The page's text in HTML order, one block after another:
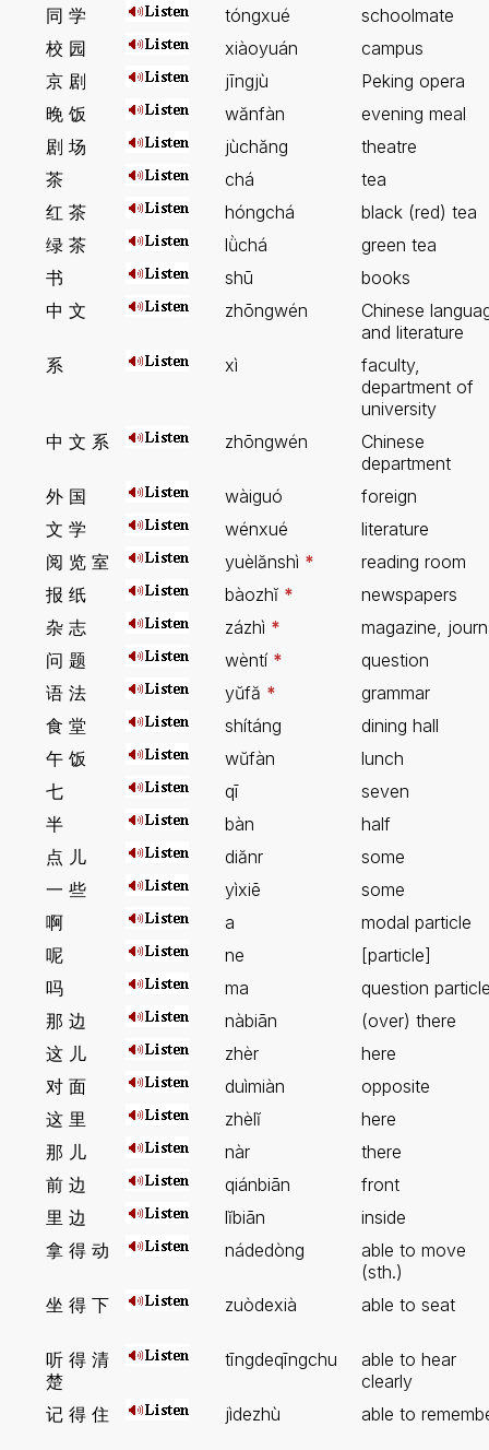
同 学 tóngxué
schoolmate
校 园
xiàoyuán
campus
京 剧
jīngjù
Peking opera
晚 饭
wănfàn
evening meal
剧 场
jùchăng
theatre
茶
chá
tea
红 茶
hóngchá
black (red) tea
绿 茶
lǜchá
green tea
书
shū
books
中 文
zhōngwén
Chinese
and literature
系
xì
faculty,
department of
university
中 文 系
zhōngwén
Chinese
department
外 国
wàiguó
foreign
文 学
wénxué
literature
阅 览 室
yuèlănshì *
reading room
报 纸
bàozhĭ *
newspapers
杂 志
zázhì *
magazine,
问 题
wèntí *
question
语 法
yŭfă *
grammar
食 堂
shítáng
dining hall
午 饭
wŭfàn
lunch
七
qī
seven
半
bàn
half
点 儿
diănr
some
一 些
yìxiē
some
啊
a
modal particle
呢
ne
[particle]
吗
ma
question
那 边
nàbiān
(over) there
这 儿
zhèr
here
对 面
duìmiàn
opposite
这 里
zhèlĭ
here
那 儿
nàr
there
前 边
qiánbiān
front
里 边
lĭbiān
inside
拿 得 动
nádedòng
able to move
(sth.)
坐 得 下
zuòdexià able to seat
听 得 清
楚
tīngdeqīngchu
able to hear
clearly
记 得 住
jìdezhù able to